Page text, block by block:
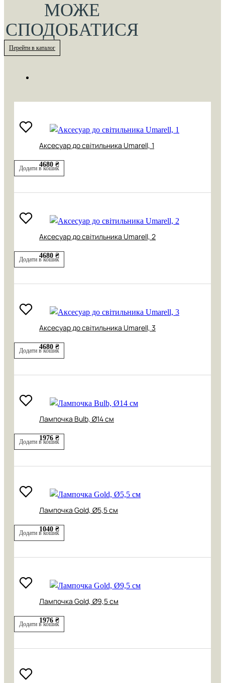
МОЖЕ
СПОДОБАТИСЯ
Перейти в каталог
Аксесуар до світильника Umarell, 1
4680 ₴
Додати в кошик
Аксесуар до світильника Umarell, 2
4680 ₴
Додати в кошик
Аксесуар до світильника Umarell, 3
4680 ₴
Додати в кошик
Лампочка Bulb, Ø14 см
1976 ₴
Додати в кошик
Лампочка Gold, Ø5,5 см
1040 ₴
Додати в кошик
Лампочка Gold, Ø9,5 см
1976 ₴
Додати в кошик